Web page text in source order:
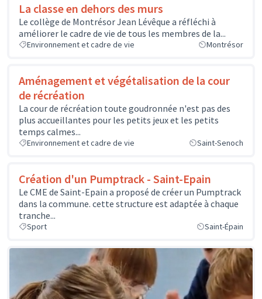
La classe en dehors des murs
Le collège de Montrésor Jean Lévêque a réfléchi à
améliorer le cadre de vie de tous les membres de la...
Environnement et cadre de vie Montrésor
Aménagement et végétalisation de la cour
de récréation
La cour de récréation toute goudronnée n'est pas des
plus accueillantes pour les petits jeux et les petits
temps calmes...
Environnement et cadre de vie Saint-Senoch
Création d'un Pumptrack - Saint-Epain
Le CME de Saint-Epain a proposé de créer un Pumptrack
dans la commune. cette structure est adaptée à chaque
tranche...
Sport Saint-Épain